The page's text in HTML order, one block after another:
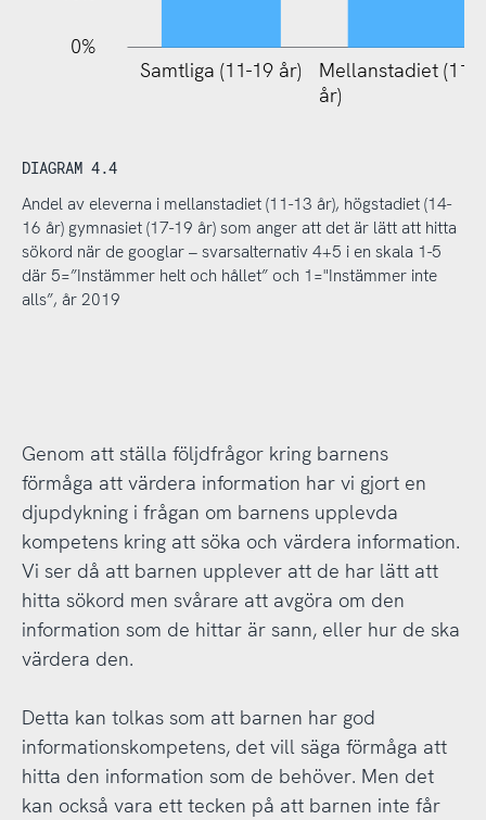
0%
Samtliga (11-19 år)
Mellanstadiet (11-
år)
DIAGRAM 4.4
Andel av eleverna i mellanstadiet (11-13 år), högstadiet (14-
16 år) gymnasiet (17-19 år) som anger att det är lätt att hitta
sökord när de googlar – svarsalternativ 4+5 i en skala 1-5
där 5=”Instämmer helt och hållet” och 1="Instämmer inte
alls”, år 2019
Genom att ställa följdfrågor kring barnens
förmåga att värdera information har vi gjort en
djupdykning i frågan om barnens upplevda
kompetens kring att söka och värdera information.
Vi ser då att barnen upplever att de har lätt att
hitta sökord men svårare att avgöra om den
information som de hittar är sann, eller hur de ska
värdera den.
Detta kan tolkas som att barnen har god
informationskompetens, det vill säga förmåga att
hitta den information som de behöver. Men det
kan också vara ett tecken på att barnen inte får